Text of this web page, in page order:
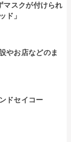
マスクが付けられ
ド」
やお店などのま
ドセイコー